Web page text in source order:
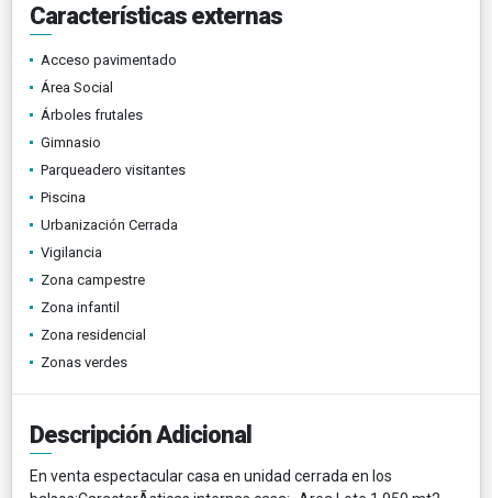
Características externas
Acceso pavimentado
Área Social
Árboles frutales
Gimnasio
Parqueadero visitantes
Piscina
Urbanización Cerrada
Vigilancia
Zona campestre
Zona infantil
Zona residencial
Zonas verdes
Descripción Adicional
En venta espectacular casa en unidad cerrada en los